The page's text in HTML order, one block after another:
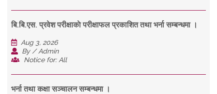
बि.बि.एस. प्रवेश परीक्षाकाे परीक्षाफल प्रकाशित तथा भर्ना सम्बन्धमा ।
Aug 3, 2026
By / Admin
Notice for: All
भर्ना तथा कक्षा सञ्चालन सम्बन्धमा ।